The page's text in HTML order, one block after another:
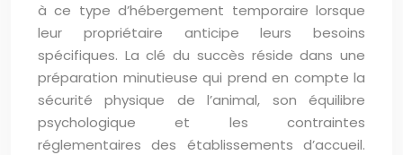
à ce type d’hébergement temporaire lorsque
leur propriétaire anticipe leurs besoins
spécifiques. La clé du succès réside dans une
préparation minutieuse qui prend en compte la
sécurité physique de l’animal, son équilibre
psychologique et les contraintes
réglementaires des établissements d’accueil.